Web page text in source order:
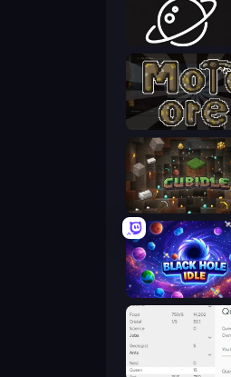
Space Company
More Ore
Cubidle
Black Hole Idle